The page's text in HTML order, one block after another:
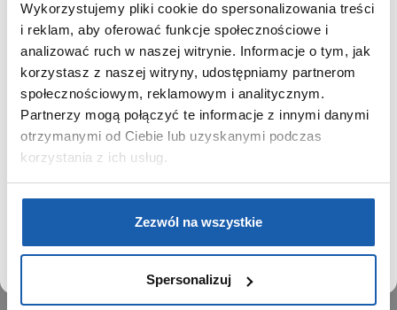
Wykorzystujemy pliki cookie do spersonalizowania treści
i reklam, aby oferować funkcje społecznościowe i
analizować ruch w naszej witrynie. Informacje o tym, jak
korzystasz z naszej witryny, udostępniamy partnerom
społecznościowym, reklamowym i analitycznym.
Partnerzy mogą połączyć te informacje z innymi danymi
otrzymanymi od Ciebie lub uzyskanymi podczas
korzystania z ich usług.
Zezwól na wszystkie
Spersonalizuj
GRUPA ZIBI
Historia
Misja, wizja i wartości Grupy Zibi
Ważne daty
Kariera
Zgoda na ciasteczka
PRODUKTY
Kalkulatory
SIECI SPRZEDAŻY
SZANOWNY UŻYTKOWNIKU,
SZANOWNA UŻYTKOWNICZKO
Używamy plików cookie w celach analitycznych,
statystycznych i marketingowych, w tym aby analizować
ruch w tej witrynie, optymalizować jej działanie oraz
zapamiętywać Twoje preferencje.